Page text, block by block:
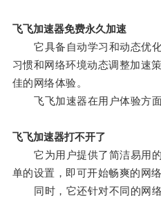
飞飞加速器免费永久加速
它具备自动学习和动态优化
习惯和网络环境动态调整加速
佳的网络体验。
飞飞加速器在用户体验方面
飞飞加速器打不开了
它为用户提供了简洁易用的
单的设置，即可开始畅爽的网络
同时，它还针对不同的网络